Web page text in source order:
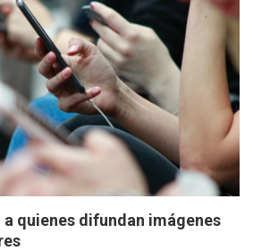
quienes difundan imágenes